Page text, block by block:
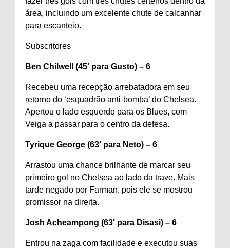
área, incluindo um excelente chute de calcanhar
para escanteio.
Subscritores
Ben Chilwell (45′ para Gusto) – 6
Recebeu uma recepção arrebatadora em seu
retorno do ‘esquadrão anti-bomba’ do Chelsea.
Apertou o lado esquerdo para os Blues, com
Veiga a passar para o centro da defesa.
Tyrique George (63′ para Neto) – 6
Arrastou uma chance brilhante de marcar seu
primeiro gol no Chelsea ao lado da trave. Mais
tarde negado por Farman, pois ele se mostrou
promissor na direita.
Josh Acheampong (63′ para Disasi) – 6
Entrou na zaga com facilidade e executou suas